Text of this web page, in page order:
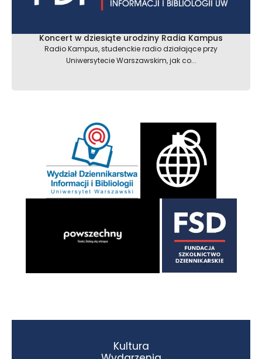
Koncert w dziesiąte urodziny Radia Kampus
Radio Kampus, studenckie radio działające przy
Uniwersytecie Warszawskim, jak co...
Kultura